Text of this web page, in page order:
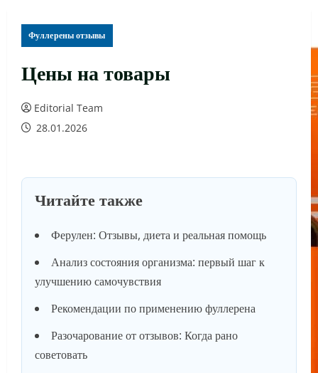
Фуллерены отзывы
Цены на товары
Editorial Team
28.01.2026
Читайте также
Ферулен: Отзывы, диета и реальная помощь
Анализ состояния организма: первый шаг к
улучшению самочувствия
Рекомендации по применению фуллерена
Разочарование от отзывов: Когда рано
советовать